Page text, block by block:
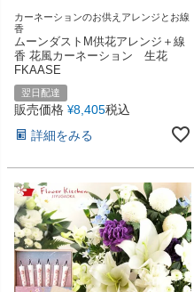
カーネーションのお供えアレンジとお線
香
ムーンダストM供花アレンジ＋線
香 花風カーネーション 生花
FKAASE
翌日配達
販売価格 ¥8,405税込
詳細をみる